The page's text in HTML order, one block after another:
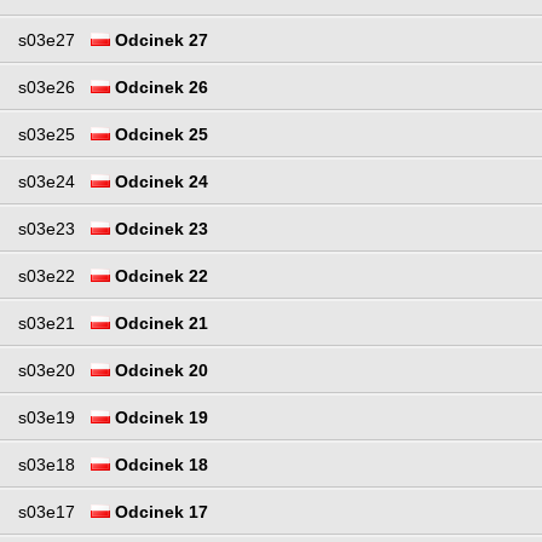
s03e27 Odcinek 27
s03e26 Odcinek 26
s03e25 Odcinek 25
s03e24 Odcinek 24
s03e23 Odcinek 23
s03e22 Odcinek 22
s03e21 Odcinek 21
s03e20 Odcinek 20
s03e19 Odcinek 19
s03e18 Odcinek 18
s03e17 Odcinek 17